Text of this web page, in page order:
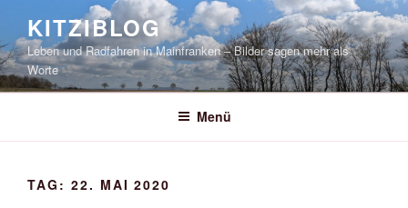
springen
KITZIBLOG
Leben und Radfahren in Mainfranken – Bilder sagen mehr als
Worte
Menü
TAG: 22. MAI 2020